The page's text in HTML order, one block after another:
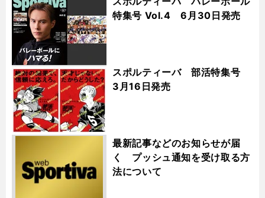
特集号 Vol.4 6月30日発売
スポルティーバ 部活特集号
3月16日発売
最新記事などのお知らせが届
く プッシュ通知を受け取る方
法について